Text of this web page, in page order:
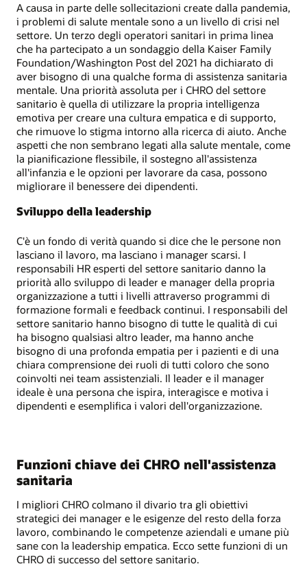
A causa in parte delle sollecitazioni create dalla pandemia,
i problemi di salute mentale sono a un livello di crisi nel
settore. Un terzo degli operatori sanitari in prima linea
che ha partecipato a un sondaggio della Kaiser Family
Foundation/Washington Post del 2021 ha dichiarato di
aver bisogno di una qualche forma di assistenza sanitaria
mentale. Una priorità assoluta per i CHRO del settore
sanitario è quella di utilizzare la propria intelligenza
emotiva per creare una cultura empatica e di supporto,
che rimuove lo stigma intorno alla ricerca di aiuto. Anche
aspetti che non sembrano legati alla salute mentale, come
la pianificazione flessibile, il sostegno all'assistenza
all'infanzia e le opzioni per lavorare da casa, possono
migliorare il benessere dei dipendenti.
Sviluppo della leadership
C'è un fondo di verità quando si dice che le persone non
lasciano il lavoro, ma lasciano i manager scarsi. I
responsabili HR esperti del settore sanitario danno la
priorità allo sviluppo di leader e manager della propria
organizzazione a tutti i livelli attraverso programmi di
formazione formali e feedback continui. I responsabili del
settore sanitario hanno bisogno di tutte le qualità di cui
ha bisogno qualsiasi altro leader, ma hanno anche
bisogno di una profonda empatia per i pazienti e di una
chiara comprensione dei ruoli di tutti coloro che sono
coinvolti nei team assistenziali. Il leader e il manager
ideale è una persona che ispira, interagisce e motiva i
dipendenti e esemplifica i valori dell'organizzazione.
Funzioni chiave dei CHRO nell'assistenza
sanitaria
I migliori CHRO colmano il divario tra gli obiettivi
strategici dei manager e le esigenze del resto della forza
lavoro, combinando le competenze aziendali e umane più
sane con la leadership empatica. Ecco sette funzioni di un
CHRO di successo del settore sanitario.